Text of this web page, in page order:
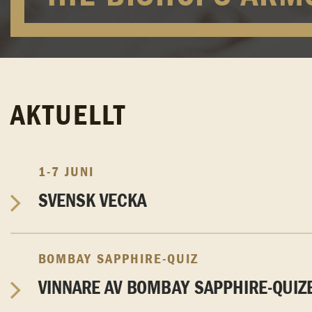
AKTUELLT
1-7 JUNI
SVENSK VECKA
BOMBAY SAPPHIRE-QUIZ
VINNARE AV BOMBAY SAPPHIRE-